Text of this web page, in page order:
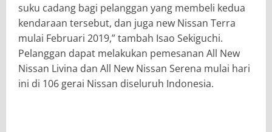
suku cadang bagi pelanggan yang membeli kedua
kendaraan tersebut, dan juga new Nissan Terra
mulai Februari 2019,” tambah Isao Sekiguchi.
Pelanggan dapat melakukan pemesanan All New
Nissan Livina dan All New Nissan Serena mulai hari
ini di 106 gerai Nissan diseluruh Indonesia.